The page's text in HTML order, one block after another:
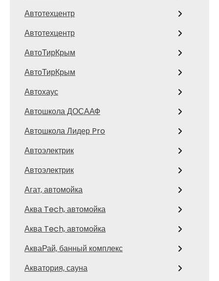
Автотехцентр
Автотехцентр
АвтоТирКрым
АвтоТирКрым
Автохаус
Автошкола ДОСААФ
Автошкола Лидер Pro
Автоэлектрик
Автоэлектрик
Агат, автомойка
Аква Tech, автомойка
Аква Tech, автомойка
АкваРай, банный комплекс
Акватория, сауна